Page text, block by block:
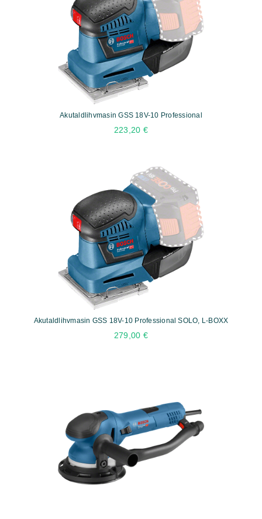
Akutaldlihvmasin GSS 18V-10 Professional
223,20 €
Akutaldlihvmasin GSS 18V-10 Professional SOLO, L-BOXX
279,00 €